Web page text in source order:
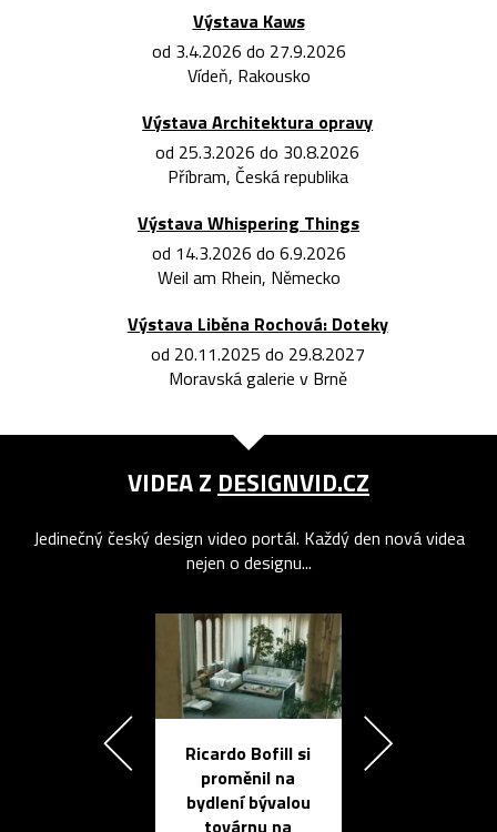
Výstava Kaws
od 3.4.2026 do 27.9.2026
Vídeň, Rakousko
Výstava Architektura opravy
od 25.3.2026 do 30.8.2026
Příbram, Česká republika
Výstava Whispering Things
od 14.3.2026 do 6.9.2026
Weil am Rhein, Německo
Výstava Liběna Rochová: Doteky
od 20.11.2025 do 29.8.2027
Moravská galerie v Brně
VIDEA Z DESIGNVID.CZ
Jedinečný český design video portál. Každý den nová videa
nejen o designu...
Ricardo Bofill si
proměnil na
bydlení bývalou